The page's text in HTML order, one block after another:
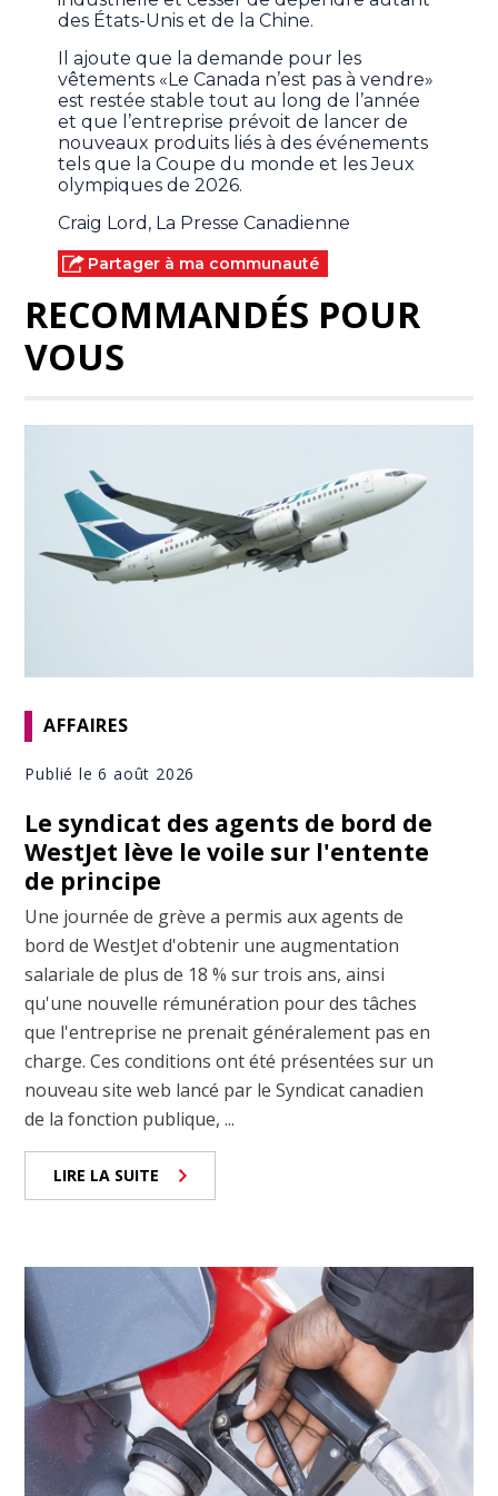
des États-Unis et de la Chine.
Il ajoute que la demande pour les
vêtements «Le Canada n’est pas à vendre»
est restée stable tout au long de l’année
et que l’entreprise prévoit de lancer de
nouveaux produits liés à des événements
tels que la Coupe du monde et les Jeux
olympiques de 2026.
Craig Lord, La Presse Canadienne
Partager à ma communauté
RECOMMANDÉS POUR
VOUS
AFFAIRES
Publié le 6 août 2026
Le syndicat des agents de bord de
WestJet lève le voile sur l'entente
de principe
Une journée de grève a permis aux agents de
bord de WestJet d'obtenir une augmentation
salariale de plus de 18 % sur trois ans, ainsi
qu'une nouvelle rémunération pour des tâches
que l'entreprise ne prenait généralement pas en
charge. Ces conditions ont été présentées sur un
nouveau site web lancé par le Syndicat canadien
de la fonction publique, ...
LIRE LA SUITE